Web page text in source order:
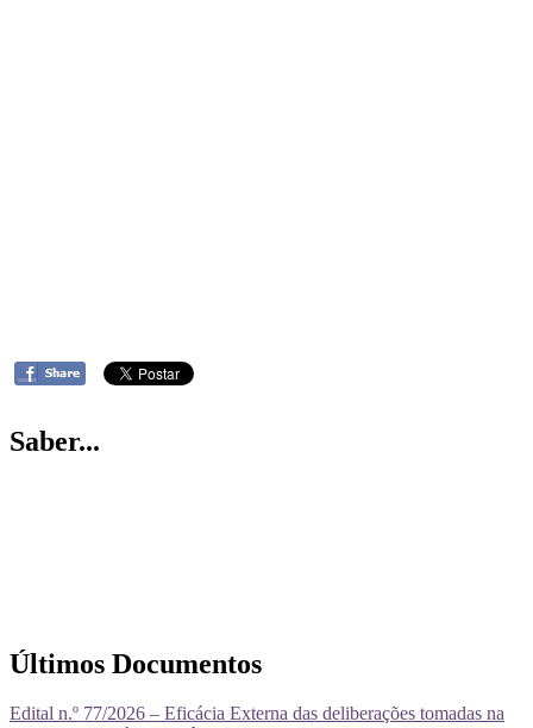
Saber...
Últimos Documentos
Edital n.º 77/2026 – Eficácia Externa das deliberações tomadas na